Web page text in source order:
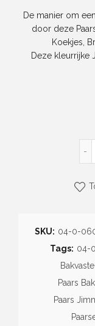
De manier om
door deze
Koekjes,
Deze kleurrijke
SKU: 04-0-
Tags: 04-
Paars
Paars